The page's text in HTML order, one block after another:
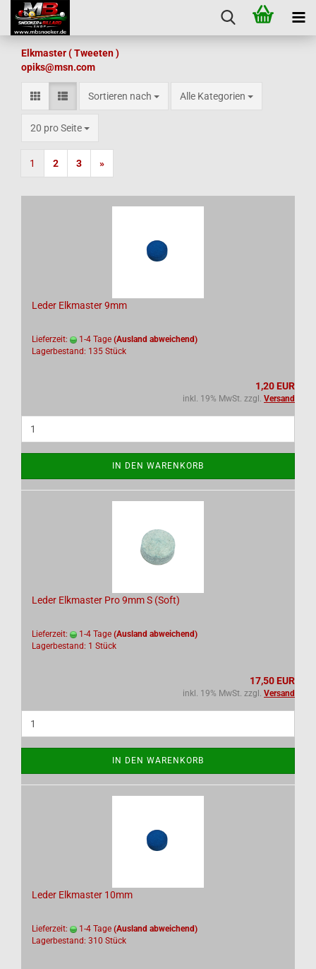
Elkmaster ( Tweeten )
opiks@msn.com
Sortieren nach
Sortieren nach Alle Kategorien
20 pro Seite
pro Seite
1 2 3 »
Leder Elkmaster 9mm
Lieferzeit: 1-4 Tage (Ausland abweichend)
Lagerbestand: 135 Stück
1,20 EUR
inkl. 19% MwSt. zzgl. Versand
IN DEN WARENKORB
Leder Elkmaster Pro 9mm S (Soft)
Lieferzeit: 1-4 Tage (Ausland abweichend)
Lagerbestand: 1 Stück
17,50 EUR
inkl. 19% MwSt. zzgl. Versand
IN DEN WARENKORB
Leder Elkmaster 10mm
Lieferzeit: 1-4 Tage (Ausland abweichend)
Lagerbestand: 310 Stück